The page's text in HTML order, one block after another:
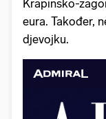
Krapinsko-
eura. Također,
djevojku.